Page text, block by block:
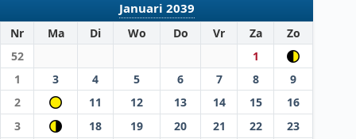
Januari 2039
Nr Ma Di Wo Do Vr Za
Zo
52
1
1
3 4 5 6 7 8
9
2
11 12 13 14 15
16
3
18 19 20 21 22
23